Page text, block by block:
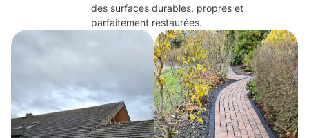
des surfaces durables, propres et
parfaitement restaurées.